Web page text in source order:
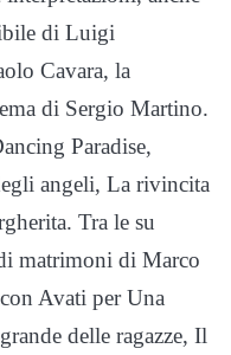
di Luigi
Cavara, la
di Sergio Martino.
Paradise,
angeli, La rivincita
Tra le su
matrimoni di Marco
Avati per Una
delle ragazze, Il